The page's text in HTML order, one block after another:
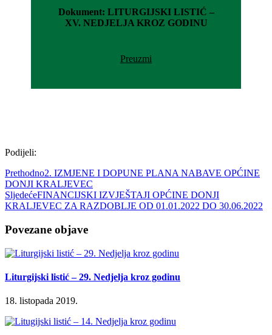
Dokument: LITURGIJSKI LISTIĆ –
XV. NEDJELJA KROZ GODINU
Preuzmi
Podijeli:
Prethodno2. IZMJENE I DOPUNE PLANA NABAVE OPĆINE
DONJI KRALJEVEC
SljedećeFINANCIJSKI IZVJEŠTAJI OPĆINE DONJI
KRALJEVEC ZA RAZDOBLJE OD 01.01.2022 DO 30.06.2022
Povezane objave
Liturgijski listić – 29. Nedjelja kroz godinu
18. listopada 2019.